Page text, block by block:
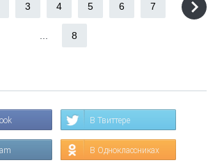
3 4 5 6 7
8
В Твиттере
В Одноклассниках